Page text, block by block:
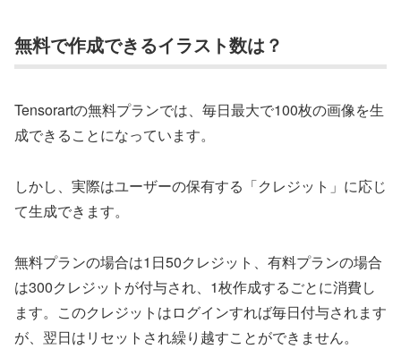
無料で作成できるイラスト数は？
Tensorartの無料プランでは、毎日最大で100枚の画像を生
成できることになっています。
しかし、実際はユーザーの保有する「クレジット」に応じ
て生成できます。
無料プランの場合は1日50クレジット、有料プランの場合
は300クレジットが付与され、1枚作成するごとに消費し
ます。このクレジットはログインすれば毎日付与されます
が、翌日はリセットされ繰り越すことができません。